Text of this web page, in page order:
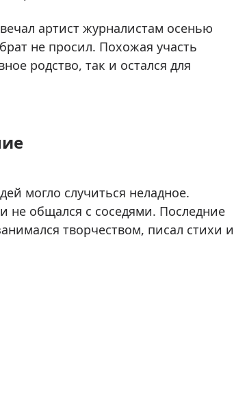
артист журналистам осенью
не просил. Похожая участь
родство, так и остался для
могло случиться неладное.
не общался с соседями. Последние
творчеством, писал стихи и